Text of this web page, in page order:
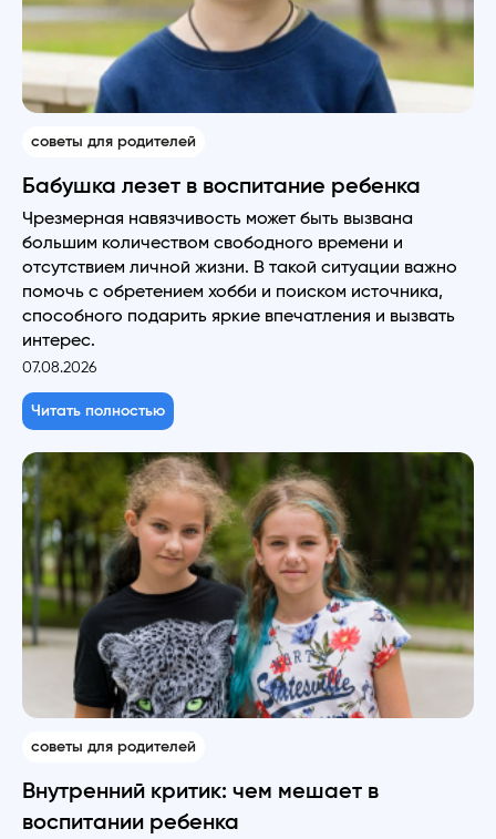
советы для родителей
Бабушка лезет в воспитание ребенка
Чрезмерная навязчивость может быть вызвана
большим количеством свободного времени и
отсутствием личной жизни. В такой ситуации важно
помочь с обретением хобби и поиском источника,
способного подарить яркие впечатления и вызвать
интерес.
07.08.2026
Читать полностью
советы для родителей
Внутренний критик: чем мешает в
воспитании ребенка